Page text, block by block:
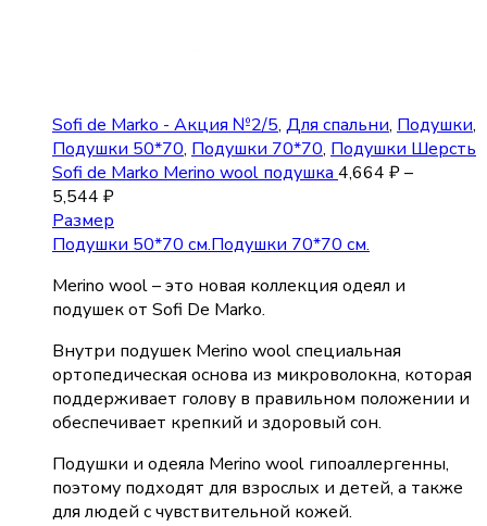
Sofi de Marko - Акция №2/5, Для спальни, Подушки,
Подушки 50*70, Подушки 70*70, Подушки Шерсть
Sofi de Marko Merino wool подушка 4,664 ₽–
5,544 ₽
Размер
Подушки 50*70 см.Подушки 70*70 см.
Merino wool – это новая коллекция одеял и
подушек от Sofi De Marko.
Внутри подушек Merino wool специальная
ортопедическая основа из микроволокна, которая
поддерживает голову в правильном положении и
обеспечивает крепкий и здоровый сон.
Подушки и одеяла Merino wool гипоаллергенны,
поэтому подходят для взрослых и детей, а также
для людей с чувствительной кожей.